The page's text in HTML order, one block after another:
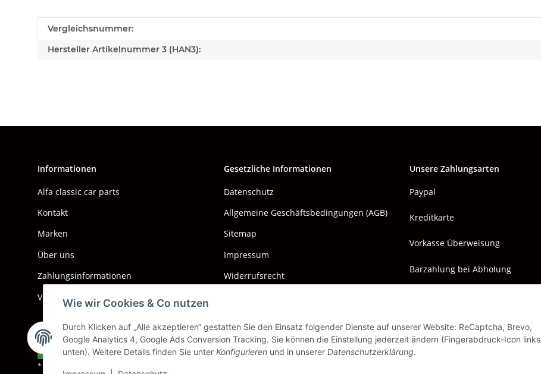
Wie wir Cookies & Co nutzen
Durch Klicken auf „Alle akzeptieren“ gestatten Sie den Einsatz folgender Dienste auf unserer Website: ReCaptcha, Brevo,
Google Analytics 4, Google Ads Conversion Tracking. Sie können die Einstellung jederzeit ändern (Fingerabdruck-Icon links
unten). Weitere Details finden Sie unter Konfigurieren und in unserer Datenschutzerklärung.
Produkteigenschaft
Wert
Vergleichsnummer:
Hersteller Artikelnummer 3 (HAN3):
Informationen
Alfa classic car parts
Kontakt
Marken
Über uns
Zahlungsinformationen
Versand & Kosten
Gesetzliche Informationen
Datenschutz
Allgemeine Geschäftsbedingungen (AGB)
Sitemap
Impressum
Widerrufsrecht
Unsere Zahlungsarten
Paypal
Kreditkarte
Vorkasse Überweisung
Barzahlung bei Abholung
Vertrag widerrufen
* Alle Preise inkl. gesetzlicher USt., zzgl.